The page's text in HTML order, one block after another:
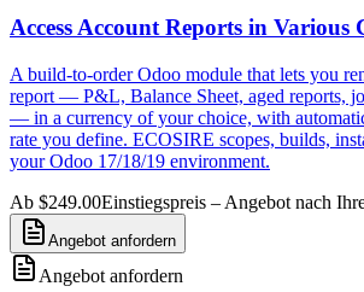
Access Account Reports in Various
A build-to-order Odoo module that lets you
report — P&L, Balance Sheet, aged reports,
— in a currency of your choice, with
rate you define. ECOSIRE scopes, builds,
your Odoo 17/18/19 environment.
Ab $249.00Einstiegspreis – Angebot nach
Angebot anfordern
Angebot anfordern